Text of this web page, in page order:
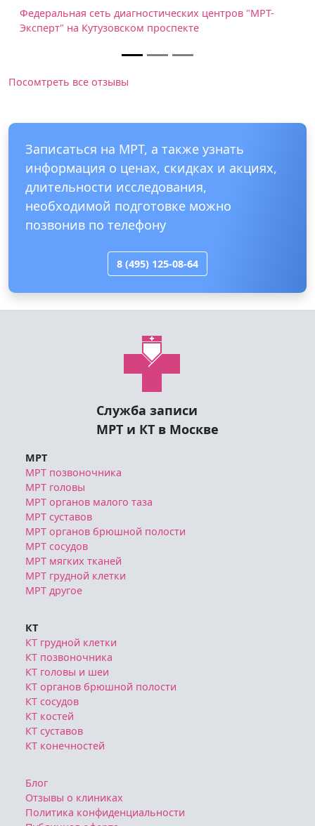
Федеральная сеть диагностических центров "МРТ-
Эксперт" на Кутузовском проспекте
Посомтреть все отзывы
Записаться на МРТ, а также узнать
информация о ценах, скидках и акциях,
длительности исследования,
необходимой подготовке можно
позвонив по телефону
8 (495) 125-08-64
Служба записи
МРТ и КТ в Москве
МРТ
МРТ позвоночника
МРТ головы
МРТ органов малого таза
МРТ суставов
МРТ органов брюшной полости
МРТ сосудов
МРТ мягких тканей
МРТ грудной клетки
МРТ другое
КТ
КТ грудной клетки
КТ позвоночника
КТ головы и шеи
КТ органов брюшной полости
КТ сосудов
КТ костей
КТ суставов
КТ конечностей
Блог
Отзывы о клиниках
Политика конфиденциальности